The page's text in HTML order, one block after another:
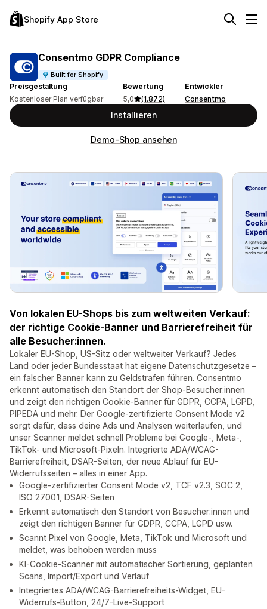
Shopify App Store
Consentmo GDPR Compliance
Built for Shopify
Preisgestaltung
Kostenloser Plan verfügbar
Bewertung
5,0
(1.872)
Entwickler
Consentmo
Installieren
Demo-Shop ansehen
Von lokalen EU-Shops bis zum weltweiten Verkauf:
der richtige Cookie-Banner und Barrierefreiheit für
alle Besucher:innen.
Lokaler EU-Shop, US-Sitz oder weltweiter Verkauf? Jedes
Land oder jeder Bundesstaat hat eigene Datenschutzgesetze –
ein falscher Banner kann zu Geldstrafen führen. Consentmo
erkennt automatisch den Standort der Shop-Besucher:innen
und zeigt den richtigen Cookie-Banner für GDPR, CCPA, LGPD,
PIPEDA und mehr. Der Google-zertifizierte Consent Mode v2
sorgt dafür, dass deine Ads und Analysen weiterlaufen, und
unser Scanner meldet schnell Probleme bei Google-, Meta-,
TikTok- und Microsoft-Pixeln. Integrierte ADA/WCAG-
Barrierefreiheit, DSAR-Seiten, der neue Ablauf für EU-
Widerrufsseiten – alles in einer App.
Google-zertifizierter Consent Mode v2, TCF v2.3, SOC 2,
ISO 27001, DSAR-Seiten
Erkennt automatisch den Standort von Besucher:innen und
zeigt den richtigen Banner für GDPR, CCPA, LGPD usw.
Scannt Pixel von Google, Meta, TikTok und Microsoft und
meldet, was behoben werden muss
KI-Cookie-Scanner mit automatischer Sortierung, geplanten
Scans, Import/Export und Verlauf
Integriertes ADA/WCAG-Barrierefreiheits-Widget, EU-
Widerrufs-Button, 24/7-Live-Support